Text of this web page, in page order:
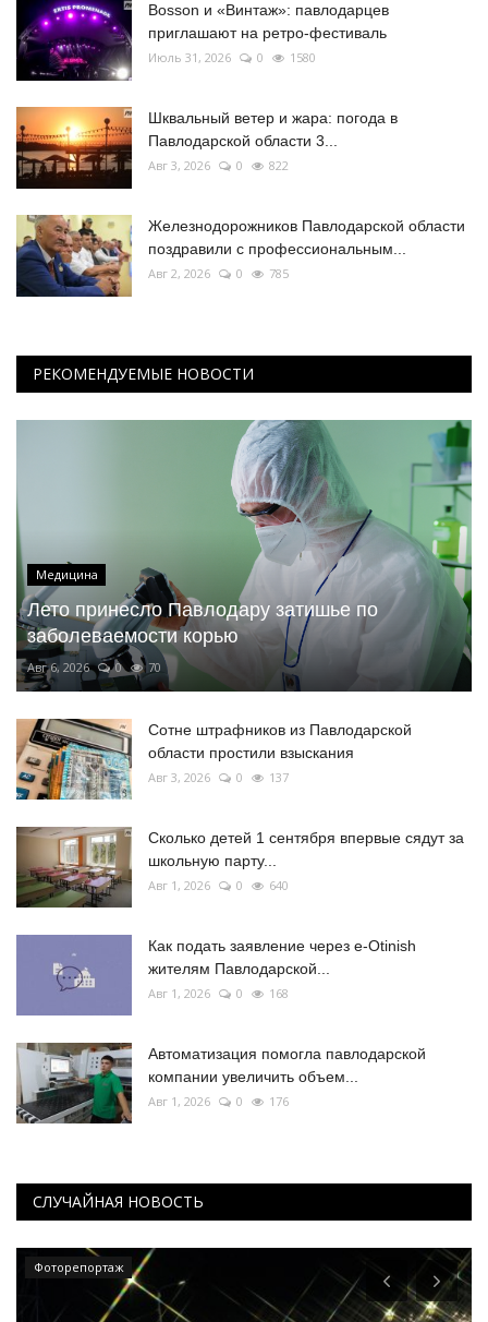
Bosson и «Винтаж»: павлодарцев
приглашают на ретро-фестиваль
Июль 31, 2026 0 1580
Шквальный ветер и жара: погода в
Павлодарской области 3...
Авг 3, 2026 0 822
Железнодорожников Павлодарской области
поздравили с профессиональным...
Авг 2, 2026 0 785
РЕКОМЕНДУЕМЫЕ НОВОСТИ
Медицина
Лето принесло Павлодару затишье по
заболеваемости корью
Авг 6, 2026 0 70
Сотне штрафников из Павлодарской
области простили взыскания
Авг 3, 2026 0 137
Сколько детей 1 сентября впервые сядут за
школьную парту...
Авг 1, 2026 0 640
Как подать заявление через e-Otinish
жителям Павлодарской...
Авг 1, 2026 0 168
Автоматизация помогла павлодарской
компании увеличить объем...
Авг 1, 2026 0 176
СЛУЧАЙНАЯ НОВОСТЬ
Фоторепортаж